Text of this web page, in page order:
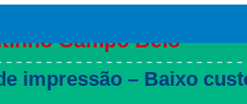
Campo Belo
impressão – Baixo